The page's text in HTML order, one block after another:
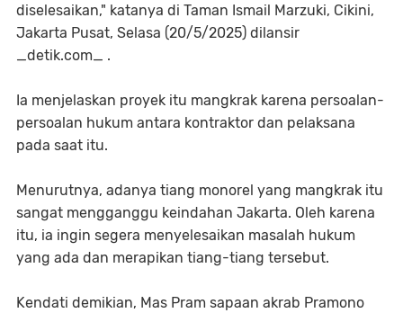
diselesaikan," katanya di Taman Ismail Marzuki, Cikini,
Jakarta Pusat, Selasa (20/5/2025) dilansir
_detik.com_ .
Ia menjelaskan proyek itu mangkrak karena persoalan-
persoalan hukum antara kontraktor dan pelaksana
pada saat itu.
Menurutnya, adanya tiang monorel yang mangkrak itu
sangat mengganggu keindahan Jakarta. Oleh karena
itu, ia ingin segera menyelesaikan masalah hukum
yang ada dan merapikan tiang-tiang tersebut.
Kendati demikian, Mas Pram sapaan akrab Pramono